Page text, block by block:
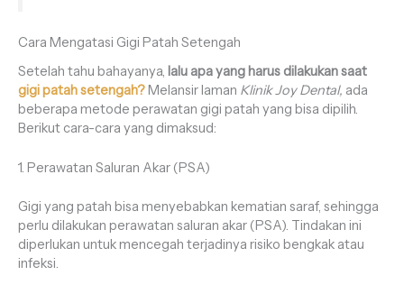
Cara Mengatasi Gigi Patah Setengah
Setelah tahu bahayanya, lalu apa yang harus dilakukan saat
gigi patah setengah?Melansir laman Klinik Joy Dental, ada
beberapa metode perawatan gigi patah yang bisa dipilih.
Berikut cara-cara yang dimaksud:
1. Perawatan Saluran Akar (PSA)
Gigi yang patah bisa menyebabkan kematian saraf, sehingga
perlu dilakukan perawatan saluran akar (PSA). Tindakan ini
diperlukan untuk mencegah terjadinya risiko bengkak atau
infeksi.